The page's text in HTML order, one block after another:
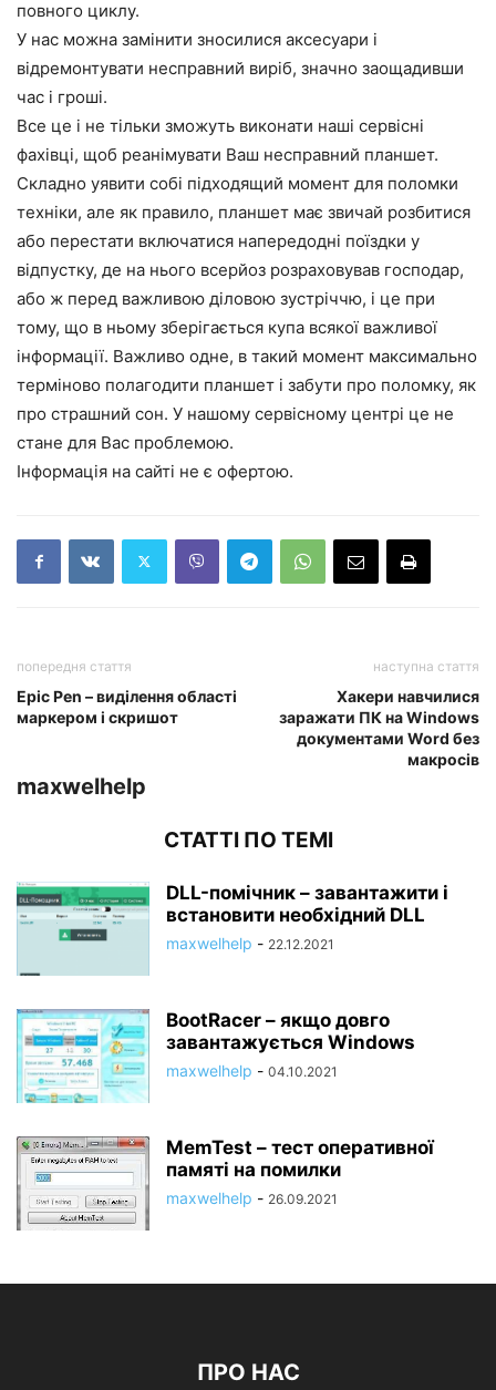
повного циклу.
У нас можна замінити зносилися аксесуари і
відремонтувати несправний виріб, значно заощадивши
час і гроші.
Все це і не тільки зможуть виконати наші сервісні
фахівці, щоб реанімувати Ваш несправний планшет.
Складно уявити собі підходящий момент для поломки
техніки, але як правило, планшет має звичай розбитися
або перестати включатися напередодні поїздки у
відпустку, де на нього всерйоз розраховував господар,
або ж перед важливою діловою зустріччю, і це при
тому, що в ньому зберігається купа всякої важливої
інформації. Важливо одне, в такий момент максимально
терміново полагодити планшет і забути про поломку, як
про страшний сон. У нашому сервісному центрі це не
стане для Вас проблемою.
Інформація на сайті не є офертою.
попередня стаття
Epic Pen – виділення області
маркером і скришот
наступна стаття
Хакери навчилися
заражати ПК на Windows
документами Word без
макросів
maxwelhelp
СТАТТІ ПО ТЕМІ
DLL-помічник – завантажити і
встановити необхідний DLL
maxwelhelp - 22.12.2021
BootRacer – якщо довго
завантажується Windows
maxwelhelp - 04.10.2021
MemTest – тест оперативної
памяті на помилки
maxwelhelp - 26.09.2021
ПРО НАС